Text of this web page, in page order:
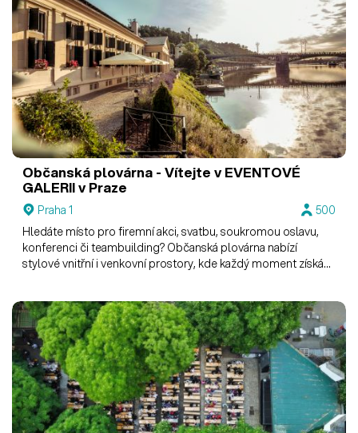
Občanská plovárna - Vítejte v EVENTOVÉ
GALERII v Praze
Praha 1
500
Hledáte místo pro firemní akci, svatbu, soukromou oslavu,
konferenci či teambuilding? Občanská plovárna nabízí
stylové vnitřní i venkovní prostory, kde každý moment získá